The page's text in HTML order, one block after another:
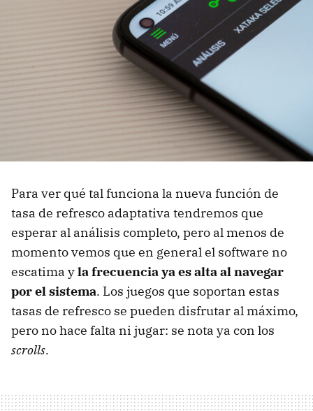
Para ver qué tal funciona la nueva función de
tasa de refresco adaptativa tendremos que
esperar al análisis completo, pero al menos de
momento vemos que en general el software no
escatima yla frecuencia ya es alta al navegar
por el sistema. Los juegos que soportan estas
tasas de refresco se pueden disfrutar al máximo,
pero no hace falta ni jugar: se nota ya con los
scrolls.